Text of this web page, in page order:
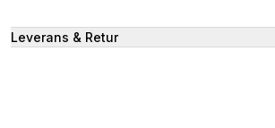
Leverans & Retur